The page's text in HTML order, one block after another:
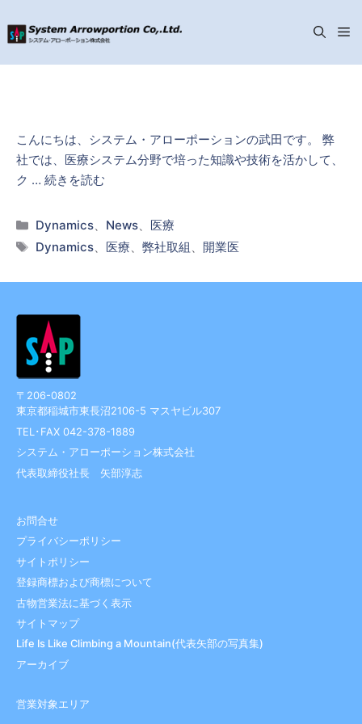
コ
メ
こんにちは、システム・アローポーションの武田です。 弊
社では、医療システム分野で培った知識や技術を活かして、
ク … 続きを読む
カ
テ
ゴ
Dynamics、 News、 医療
タ
Dynamics、 医療、 弊社取組 、 開業医
〒206-0802
東京都稲城市東長沼2106-5 マスヤビル307
TEL･FAX 042-378-1889
システム・アローポーション株式会社
代表取締役社長 矢部淳志
お問合せ
プライバシーポリシー
サイトポリシー
登録商標および商標について
古物営業法に基づく表示
サイトマップ
Life Is Like Climbing a Mountain(代表矢部の写真集)
アーカイブ
営業対象エリア